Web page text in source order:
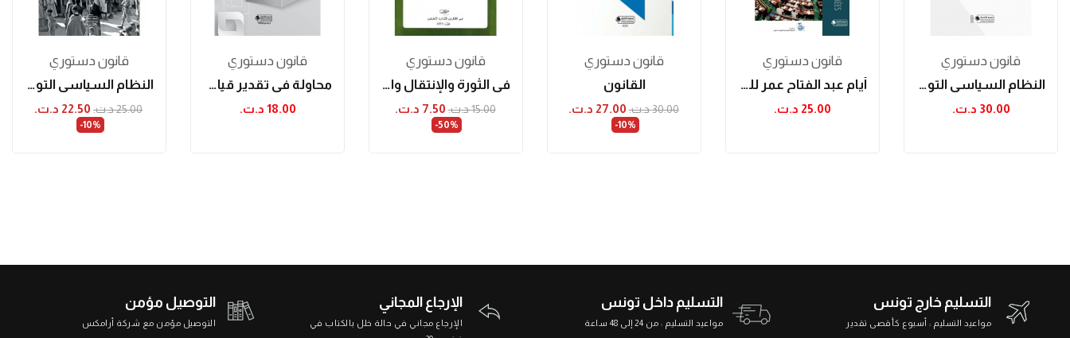
قانون دستوري
النظام السياسي التونسي
25.00 د.ت.‏ 22.50 د.ت.‏
‎-10%
قانون دستوري
محاولة في تقدير قيادة السياسات العمومية في تونس
18.00 د.ت.‏
قانون دستوري
في الثورة والإنتقال والتأسيس
15.00 د.ت.‏ 7.50 د.ت.‏
‎-50%
قانون دستوري
القانون
30.00 د.ت.‏ 27.00 د.ت.‏
‎-10%
قانون دستوري
أيام عبد الفتاح عمر للقانون الدستوري
25.00 د.ت.‏
قانون دستوري
النظام السياسي التونسي
30.00 د.ت.‏
التوصيل مؤمن
التوصيل مؤمن مع شركة أرامكس
الإرجاع المجاني
الإرجاع مجاني في حالة خلل بالكتاب في
التسليم داخل تونس
مواعيد التسليم : من 24 إلى 48 ساعة
التسليم خارج تونس
مواعيد التسليم : أسبوع كأقصى تقدير